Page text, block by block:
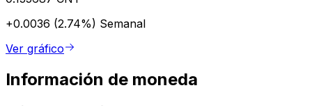
+0.0036 (2.74%) Semanal
Ver gráfico
Información de moneda